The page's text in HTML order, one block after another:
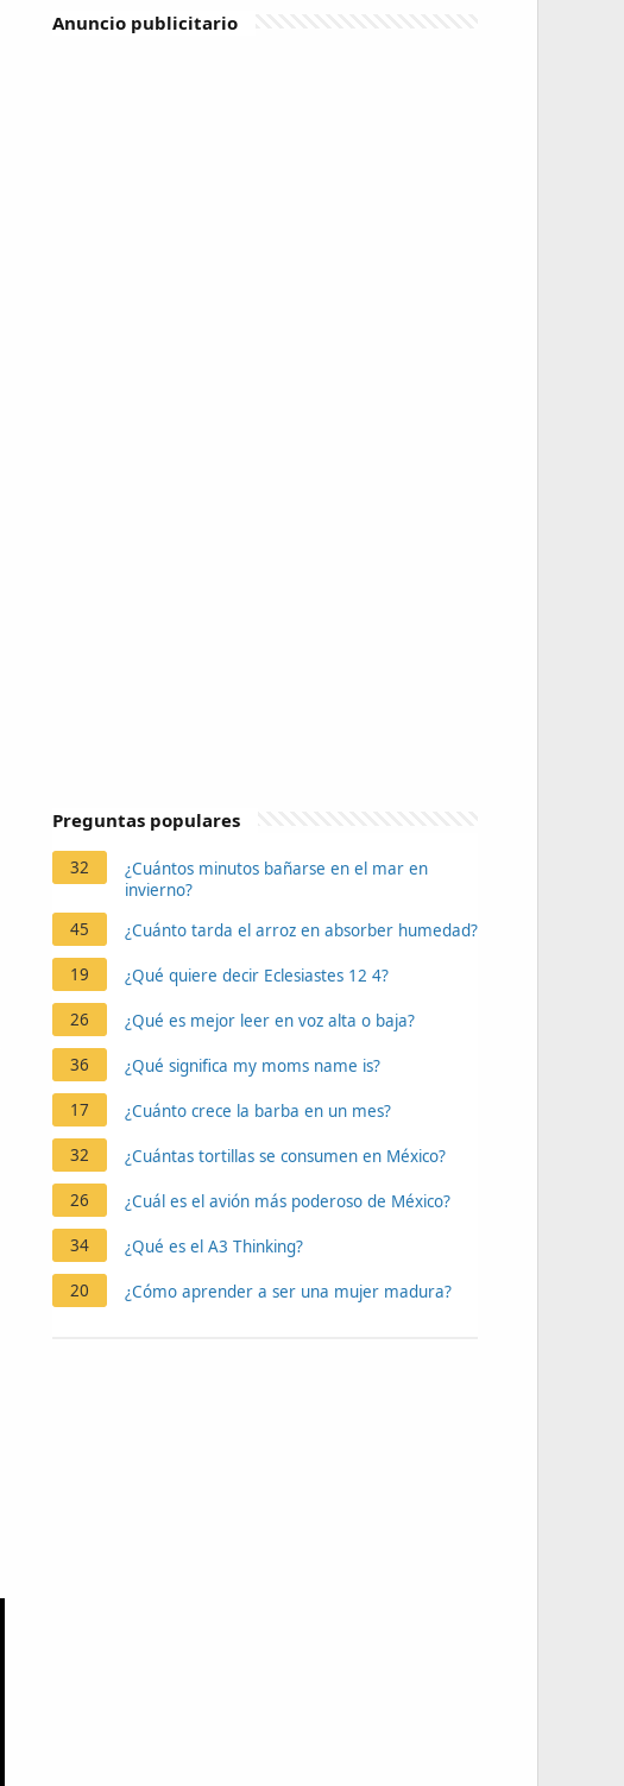
Anuncio publicitario
Preguntas populares
32
¿Cuántos minutos bañarse en el mar en
invierno?
45
¿Cuánto tarda el arroz en absorber humedad?
19 ¿Qué quiere decir Eclesiastes 12 4?
26 ¿Qué es mejor leer en voz alta o baja?
36 ¿Qué significa my moms name is?
17 ¿Cuánto crece la barba en un mes?
32 ¿Cuántas tortillas se consumen en México?
26 ¿Cuál es el avión más poderoso de México?
34 ¿Qué es el A3 Thinking?
20 ¿Cómo aprender a ser una mujer madura?